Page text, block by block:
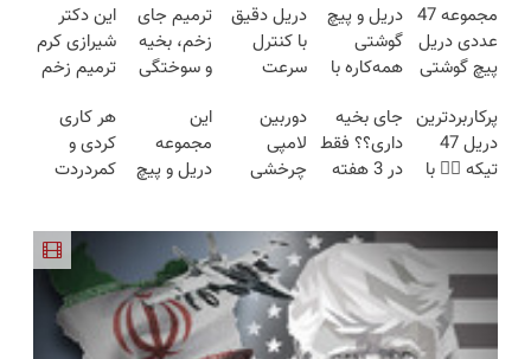
مجموعه 47
عددی دریل
پیچ گوشتی
(تخفیف به
مدت
محدود)
دریل و پیچ
گوشتی
همه‌کاره با
هوشمند ⚙️
(نصف
قیمت بازار
دریل دقیق
با کنترل
سرعت
(مجموعه
47عددی +
تخفیف
ترمیم جای
زخم، بخیه
و سوختگی
هفته!!😍
این دکتر
شیرازی کرم
ترمیم زخم
ساخت!!!
پرکاربردترین
دریل 47
تیکه 👈🏻 با
جای بخیه
داری؟؟ فقط
در 3 هفته
دوربین
لامپی
چرخشی
حراج شد🔥
پرداخت
درب منزل
این
مجموعه
دریل و پیچ
نصف قیمت
بخر!😉
هر کاری
کردی و
کمردردت
پرسشنامه و
دریافت راه
حل